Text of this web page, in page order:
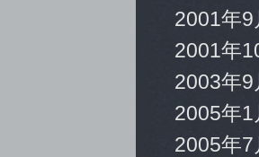
2001年
2001年
2003年
2005年
2005年